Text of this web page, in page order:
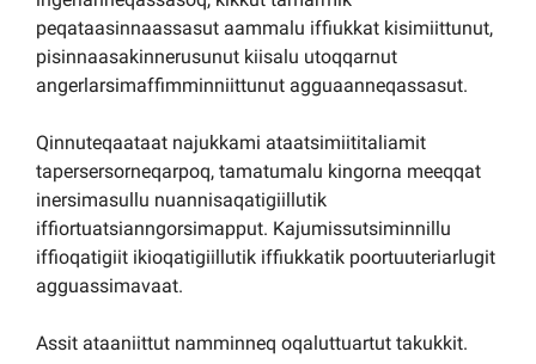
peqataasinnaassasut aammalu iffiukkat kisimiittunut,
pisinnaasakinnerusunut kiisalu utoqqarnut
angerlarsimaffimminniittunut agguaanneqassasut.
Qinnuteqaataat najukkami ataatsimiititaliamit
tapersersorneqarpoq, tamatumalu kingorna meeqqat
inersimasullu nuannisaqatigiillutik
iffiortuatsianngorsimapput. Kajumissutsiminnillu
iffioqatigiit ikioqatigiillutik iffiukkatik poortuuteriarlugit
agguassimavaat.
Assit ataaniittut namminneq oqaluttuartut takukkit.